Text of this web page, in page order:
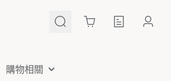
Cart
購物相關